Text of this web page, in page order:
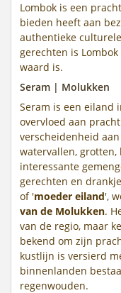
Lombok is een
bieden heeft aan
authentieke
gerechten is
waard is.
Seram | Molukken
Seram is een eiland
overvloed aan
verscheidenheid
watervallen,
interessante
gerechten en
of 'moeder eiland',
van de Molukken.
van de regio, maar
bekend om zijn
kustlijn is versierd
binnenlanden
regenwouden.